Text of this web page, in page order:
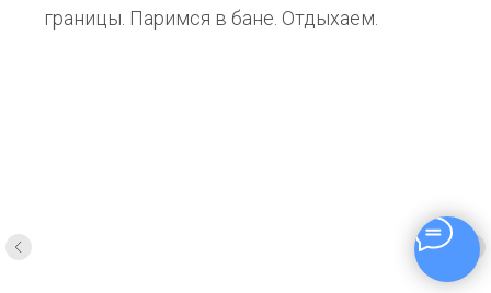
границы. Паримся в бане. Отдыхаем.